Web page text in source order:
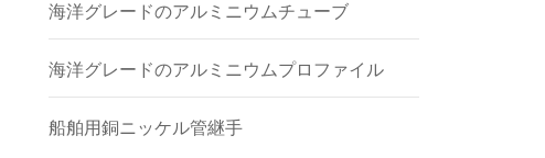
海洋グレードのアルミニウムチューブ
海洋グレードのアルミニウムプロファイル
船舶用銅ニッケル管継手